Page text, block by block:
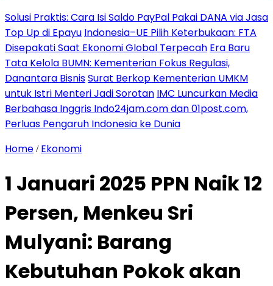
Solusi Praktis: Cara Isi Saldo PayPal Pakai DANA via Jasa
Top Up di Epayu Indonesia–UE Pilih Keterbukaan: FTA
Disepakati Saat Ekonomi Global Terpecah Era Baru
Tata Kelola BUMN: Kementerian Fokus Regulasi,
Danantara BisnisSurat Berkop Kementerian UMKM
untuk Istri Menteri Jadi Sorotan IMC Luncurkan Media
Berbahasa Inggris Indo24jam.com dan 01post.com,
Perluas Pengaruh Indonesia ke Dunia
Home / Ekonomi
1 Januari 2025 PPN Naik 12
Persen, Menkeu Sri
Mulyani: Barang
Kebutuhan Pokok akan